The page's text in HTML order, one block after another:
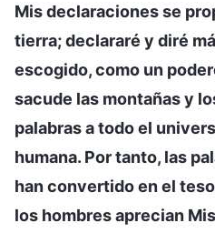
Mis declaraciones se
tierra; declararé y diré
escogido, como un
sacude las montañas y
palabras a todo el
humana. Por tanto, las
han convertido en el
los hombres aprecian